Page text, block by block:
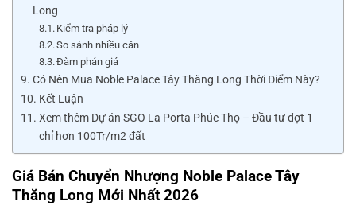
Long
Kiểm tra pháp lý
So sánh nhiều căn
Đàm phán giá
Có Nên Mua Noble Palace Tây Thăng Long Thời Điểm Này?
Kết Luận
Xem thêm Dự án SGO La Porta Phúc Thọ – Đầu tư đợt 1
chỉ hơn 100Tr/m2 đất
Giá Bán Chuyển Nhượng Noble Palace Tây
Thăng Long Mới Nhất 2026